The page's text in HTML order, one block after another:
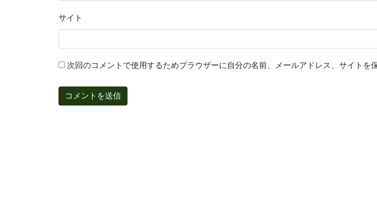
サイト
次回のコメントで使用するためブラウザーに自分の名前、メールアドレス、サイトを